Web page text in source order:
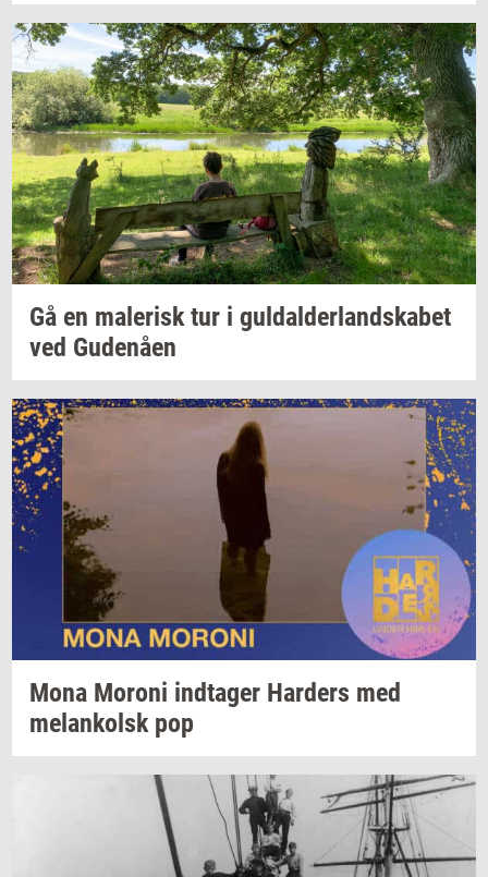
Gå en ma­le­risktur i gul­dal­der­land­ska­bet
ved Gu­denå­en
Mona Mor­o­ni ind­ta­ger Har­ders med
melan­kolskpop